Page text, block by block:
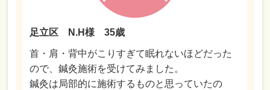
足立区 N.H様 35歳
首・肩・背中がこりすぎて眠れないほどだった
ので、鍼灸施術を受けてみました。
鍼灸は局部的に施術するものと思っていたの